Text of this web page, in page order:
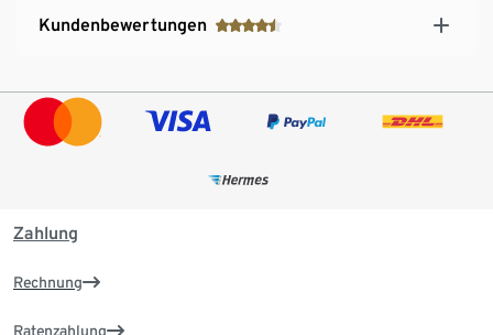
Kundenbewertungen
Zahlung
Rechnung
Ratenzahlung